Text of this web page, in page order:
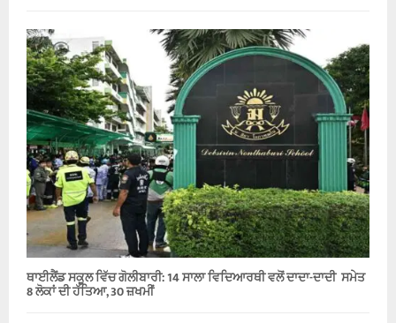
ਥਾਈਲੈਂਡ ਸਕੂਲ ਵਿੱਚ ਗੋਲੀਬਾਰੀ: 14 ਸਾਲਾ ਵਿਦਿਆਰਥੀ ਵਲੋਂ ਦਾਦਾ-ਦਾਦੀ ਸਮੇਤ
8 ਲੋਕਾਂ ਦੀ ਹੱਤਿਆ, 30 ਜ਼ਖਮੀਂ